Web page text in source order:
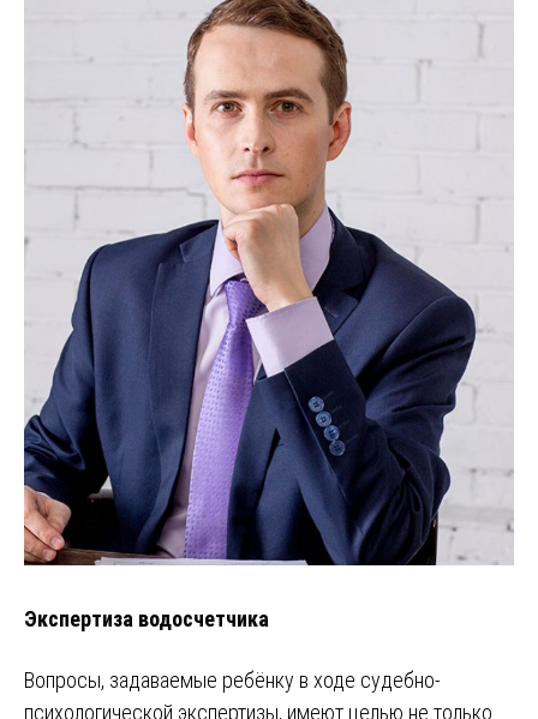
Экспертиза водосчетчика
Вопросы, задаваемые ребёнку в ходе судебно-
психологической экспертизы, имеют целью не только